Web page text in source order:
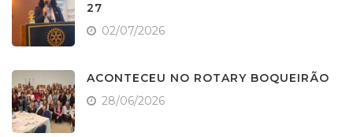
27
02/07/2026
ACONTECEU NO ROTARY BOQUEIRÃO
28/06/2026